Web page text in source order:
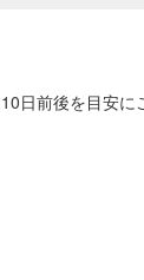
日前後を目安に